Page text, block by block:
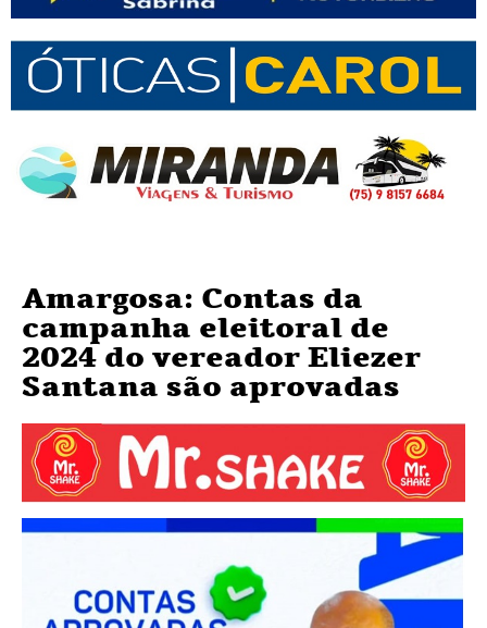
Amargosa: Contas da
campanha eleitoral de
2024 do vereador Eliezer
Santana são aprovadas